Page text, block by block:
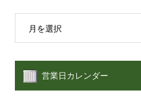
月を選択
営業日カレンダー